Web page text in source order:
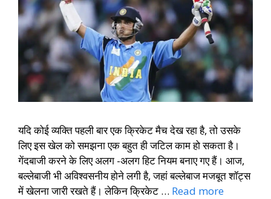
यदि कोई व्यक्ति पहली बार एक क्रिकेट मैच देख रहा है, तो उसके
लिए इस खेल को समझना एक बहुत ही जटिल काम हो सकता है।
गेंदबाजी करने के लिए अलग -अलग हिट नियम बनाए गए हैं। आज,
बल्लेबाजी भी अविश्वसनीय होने लगी है, जहां बल्लेबाज मजबूत शॉट्स
में खेलना जारी रखते हैं। लेकिन क्रिकेट … Read more